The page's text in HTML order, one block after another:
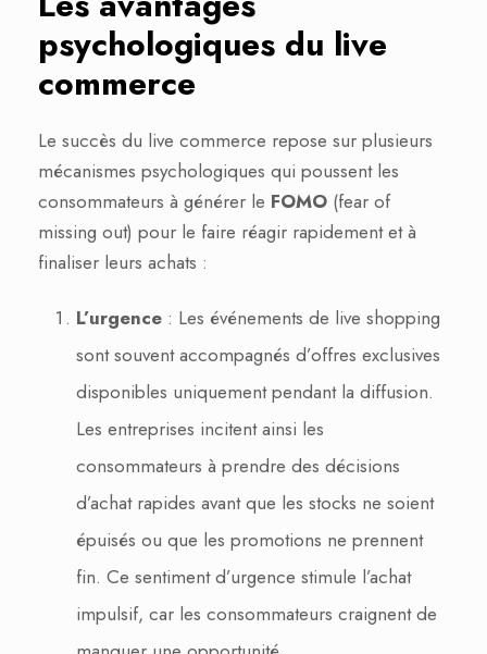
psychologiques du live
commerce
Le succès du live commerce repose sur plusieurs
mécanismes psychologiques qui poussent les
consommateurs à générer le FOMO (fear of
missing out) pour le faire réagir rapidement et à
finaliser leurs achats :
L’urgence : Les événements de live shopping
sont souvent accompagnés d’offres exclusives
disponibles uniquement pendant la diffusion.
Les entreprises incitent ainsi les
consommateurs à prendre des décisions
d’achat rapides avant que les stocks ne soient
épuisés ou que les promotions ne prennent
fin. Ce sentiment d’urgence stimule l’achat
impulsif, car les consommateurs craignent de